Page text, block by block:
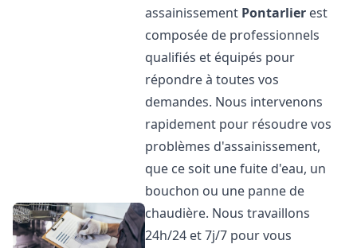
assainissement Pontarlier est
composée de professionnels
qualifiés et équipés pour
répondre à toutes vos
demandes. Nous intervenons
rapidement pour résoudre vos
problèmes d'assainissement,
que ce soit une fuite d'eau, un
bouchon ou une panne de
chaudière. Nous travaillons
24h/24 et 7j/7 pour vous